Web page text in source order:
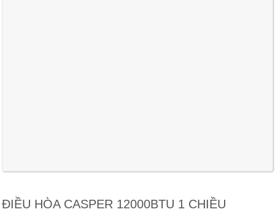
ĐIỀU HÒA CASPER 12000BTU 1 CHIỀU